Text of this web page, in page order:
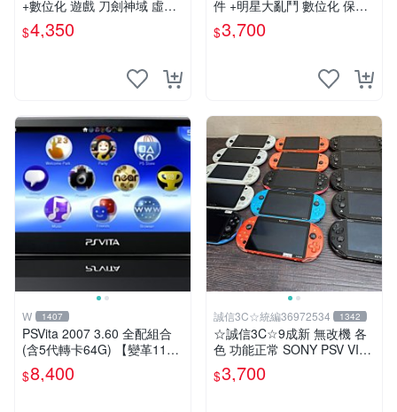
+數位化 遊戲 刀劍神域 虛空
幻界 保修一年
$4,350
件 +明星大亂鬥 數位化 保修
一年 品質有保障
$3,700
W 1407
PSVita 2007 3.60 全配組合
(含5代轉卡64G) 【變革11】
破解改好 + 水晶殼 + 硬殼包
$8,400
誠信3C☆統編36972534 1342
☆誠信3C☆9成新 無改機 各
色 功能正常 SONY PSV VITA
主機 2000~3000型 二手功能
正常 賣3千5~4千也可用各式
$3,700